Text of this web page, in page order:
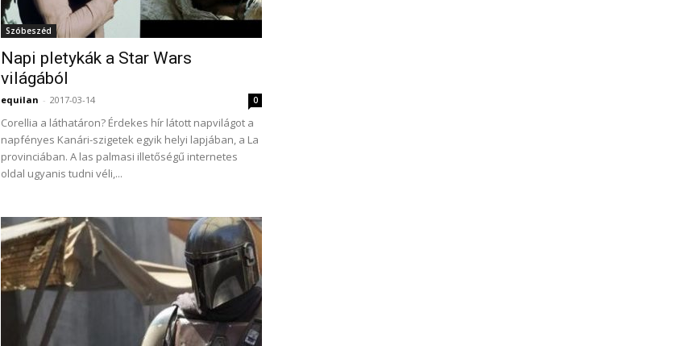
Szóbeszéd
Napi pletykák a Star Wars
világából
equilan - 2017-03-14 0
Corellia a láthatáron? Érdekes hír látott napvilágot a
napfényes Kanári-szigetek egyik helyi lapjában, a La
provinciában. A las palmasi illetőségű internetes
oldal ugyanis tudni véli,...